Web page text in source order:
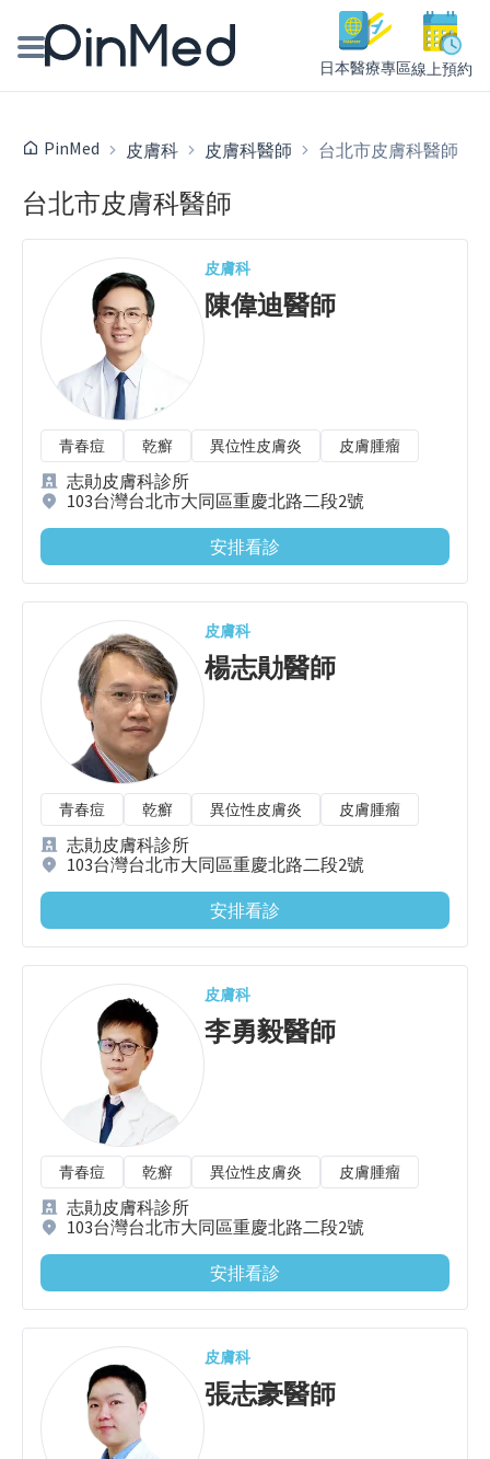
日本醫療專區線上預約
我是醫療人員
PinMed 皮膚科 皮膚科醫師 台北市皮膚科醫師
台北市皮膚科醫師
皮膚科
陳偉迪醫師
青春痘 乾癬 異位性皮膚炎 皮膚腫瘤
志勛皮膚科診所
103台灣台北市大同區重慶北路二段2號
安排看診
皮膚科
楊志勛醫師
青春痘 乾癬 異位性皮膚炎 皮膚腫瘤
志勛皮膚科診所
103台灣台北市大同區重慶北路二段2號
安排看診
皮膚科
李勇毅醫師
青春痘 乾癬 異位性皮膚炎 皮膚腫瘤
志勛皮膚科診所
103台灣台北市大同區重慶北路二段2號
安排看診
皮膚科
張志豪醫師